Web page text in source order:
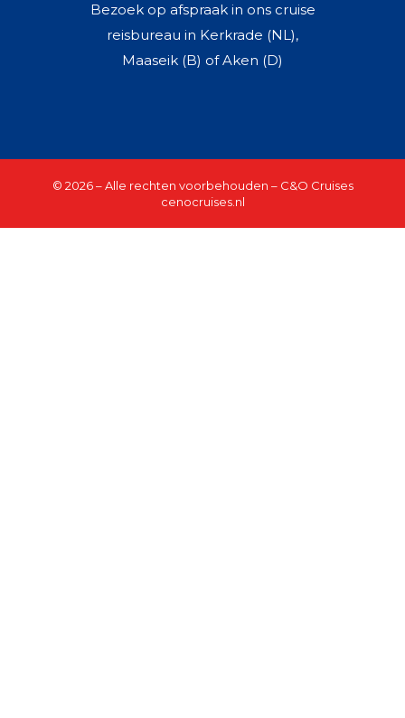
Bezoek op afspraak in ons cruise
reisbureau in Kerkrade (NL),
Maaseik (B) of Aken (D)
© 2026 – Alle rechten voorbehouden – C&O Cruises
cenocruises.nl